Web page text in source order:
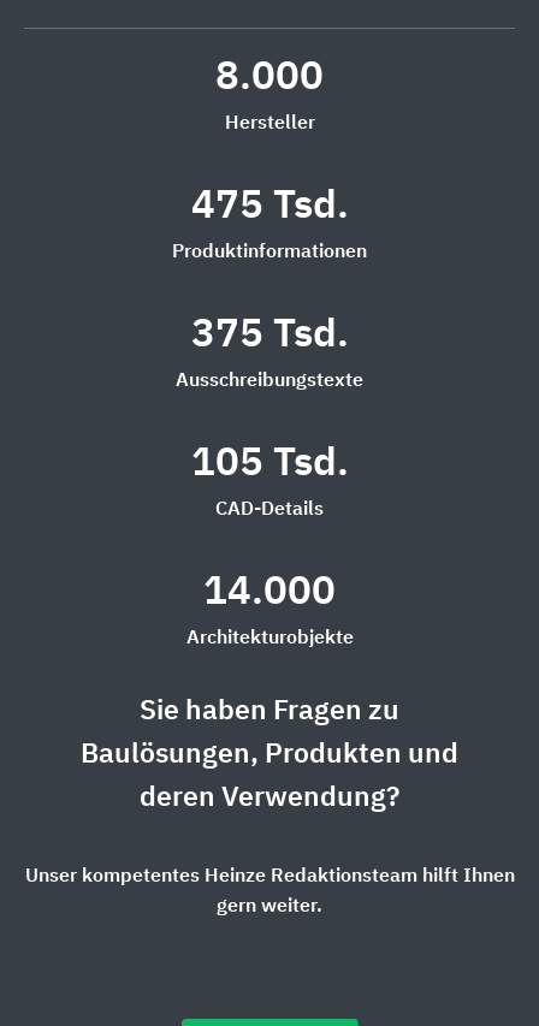
8.000
Hersteller
475 Tsd.
Produktinformationen
375 Tsd.
Ausschreibungstexte
105 Tsd.
CAD-Details
14.000
Architekturobjekte
Sie haben Fragen zu
Baulösungen, Produkten und
deren Verwendung?
Unser kompetentes Heinze Redaktionsteam hilft Ihnen
gern weiter.